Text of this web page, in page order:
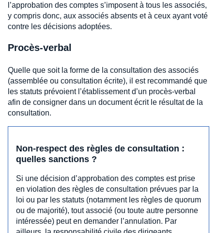
l’approbation des comptes s’imposent à tous les associés,
y compris donc, aux associés absents et à ceux ayant voté
contre les décisions adoptées.
Procès-verbal
Quelle que soit la forme de la consultation des associés
(assemblée ou consultation écrite), il est recommandé que
les statuts prévoient l’établissement d’un procès-verbal
afin de consigner dans un document écrit le résultat de la
consultation.
Non-respect des règles de consultation :
quelles sanctions ?
Si une décision d’approbation des comptes est prise
en violation des règles de consultation prévues par la
loi ou par les statuts (notamment les règles de quorum
ou de majorité), tout associé (ou toute autre personne
intéressée) peut en demander l’annulation. Par